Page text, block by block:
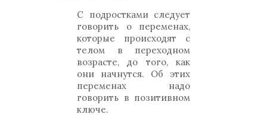
С подростками следует
говорить о переменах,
которые происходят с
телом в переходном
возрасте, до того, как
они начнутся. Об этих
переменах надо
говорить в позитивном
ключе.